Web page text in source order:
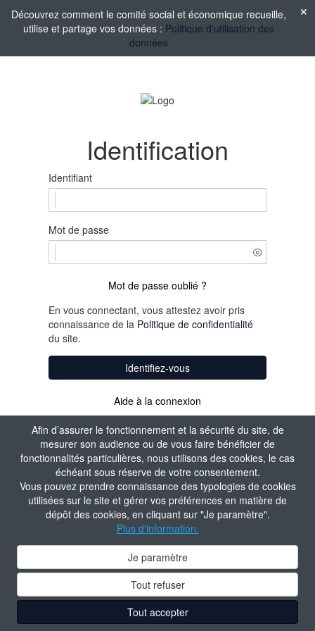
Afin d’assurer le fonctionnement et la sécurité du site, de
mesurer son audience ou de vous faire bénéficier de
fonctionnalités particulières, nous utilisons des cookies, le cas
échéant sous réserve de votre consentement.
Vous pouvez prendre connaissance des typologies de cookies
utilisées sur le site et gérer vos préférences en matière de
dépôt des cookies, en cliquant sur "Je paramètre".
Plus d'information.
Je paramètre
Tout refuser
Tout accepter
Découvrez comment le comité social et économique recueille,
utilise et partage vos données : Politique d'utilisation des
données
Identification
Identifiant
Mot de passe
Mot de passe oublié ?
En vous connectant, vous attestez avoir pris
connaissance de la Politique de confidentialité
du site.
Identifiez-vous
Aide à la connexion